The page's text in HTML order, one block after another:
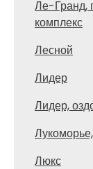
Ле-Гранд,
комплекс
Лесной
Лидер
Лидер,
Люкс